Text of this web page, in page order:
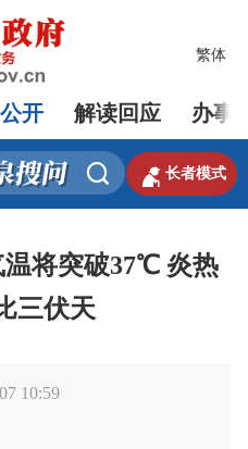
繁体
开 解读回应 办事
  长者模式
将突破37℃ 炎热
三伏天
10:59